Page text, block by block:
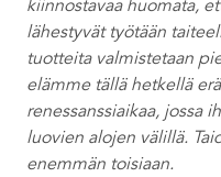
kiinnostavaa huomata,
lähestyvät työtään
tuotteita valmistetaan
elämme tällä hetkellä
renessanssiaikaa, jossa
luovien alojen välillä.
enemmän toisiaan.